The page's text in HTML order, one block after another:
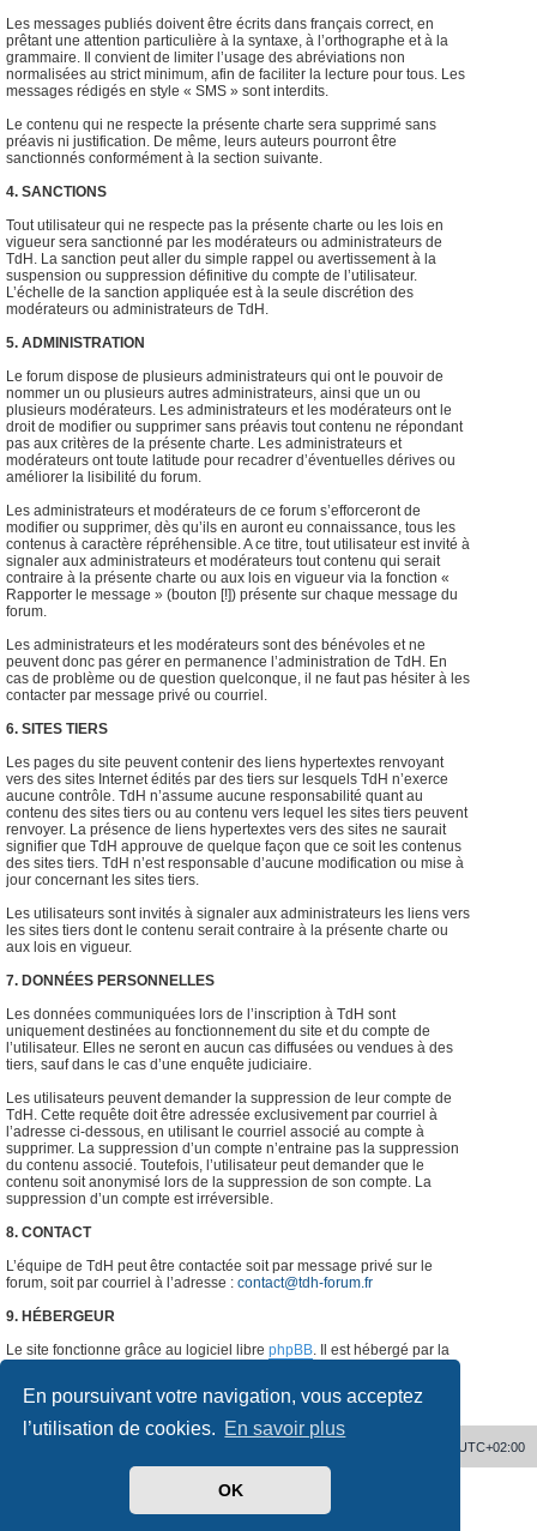
En poursuivant votre navigation, vous acceptez
l’utilisation de cookies. En savoir plus
OK
Les messages publiés doivent être écrits dans français correct, en
prêtant une attention particulière à la syntaxe, à l’orthographe et à la
grammaire. Il convient de limiter l’usage des abréviations non
normalisées au strict minimum, afin de faciliter la lecture pour tous. Les
messages rédigés en style « SMS » sont interdits.
Le contenu qui ne respecte la présente charte sera supprimé sans
préavis ni justification. De même, leurs auteurs pourront être
sanctionnés conformément à la section suivante.
4. SANCTIONS
Tout utilisateur qui ne respecte pas la présente charte ou les lois en
vigueur sera sanctionné par les modérateurs ou administrateurs de
TdH. La sanction peut aller du simple rappel ou avertissement à la
suspension ou suppression définitive du compte de l’utilisateur.
L’échelle de la sanction appliquée est à la seule discrétion des
modérateurs ou administrateurs de TdH.
5. ADMINISTRATION
Le forum dispose de plusieurs administrateurs qui ont le pouvoir de
nommer un ou plusieurs autres administrateurs, ainsi que un ou
plusieurs modérateurs. Les administrateurs et les modérateurs ont le
droit de modifier ou supprimer sans préavis tout contenu ne répondant
pas aux critères de la présente charte. Les administrateurs et
modérateurs ont toute latitude pour recadrer d’éventuelles dérives ou
améliorer la lisibilité du forum.
Les administrateurs et modérateurs de ce forum s’efforceront de
modifier ou supprimer, dès qu’ils en auront eu connaissance, tous les
contenus à caractère répréhensible. A ce titre, tout utilisateur est invité à
signaler aux administrateurs et modérateurs tout contenu qui serait
contraire à la présente charte ou aux lois en vigueur via la fonction «
Rapporter le message » (bouton [!]) présente sur chaque message du
forum.
Les administrateurs et les modérateurs sont des bénévoles et ne
peuvent donc pas gérer en permanence l’administration de TdH. En
cas de problème ou de question quelconque, il ne faut pas hésiter à les
contacter par message privé ou courriel.
6. SITES TIERS
Les pages du site peuvent contenir des liens hypertextes renvoyant
vers des sites Internet édités par des tiers sur lesquels TdH n’exerce
aucune contrôle. TdH n’assume aucune responsabilité quant au
contenu des sites tiers ou au contenu vers lequel les sites tiers peuvent
renvoyer. La présence de liens hypertextes vers des sites ne saurait
signifier que TdH approuve de quelque façon que ce soit les contenus
des sites tiers. TdH n’est responsable d’aucune modification ou mise à
jour concernant les sites tiers.
Les utilisateurs sont invités à signaler aux administrateurs les liens vers
les sites tiers dont le contenu serait contraire à la présente charte ou
aux lois en vigueur.
7. DONNÉES PERSONNELLES
Les données communiquées lors de l’inscription à TdH sont
uniquement destinées au fonctionnement du site et du compte de
l’utilisateur. Elles ne seront en aucun cas diffusées ou vendues à des
tiers, sauf dans le cas d’une enquête judiciaire.
Les utilisateurs peuvent demander la suppression de leur compte de
TdH. Cette requête doit être adressée exclusivement par courriel à
l’adresse ci-dessous, en utilisant le courriel associé au compte à
supprimer. La suppression d’un compte n’entraine pas la suppression
du contenu associé. Toutefois, l’utilisateur peut demander que le
contenu soit anonymisé lors de la suppression de son compte. La
suppression d’un compte est irréversible.
8. CONTACT
L’équipe de TdH peut être contactée soit par message privé sur le
forum, soit par courriel à l’adresse : contact@tdh-forum.fr
9. HÉBERGEUR
Le site fonctionne grâce au logiciel libre phpBB. Il est hébergé par la
France.
UTC+02:00
phpBB ® Forum Software © phpBB Limited
phpBB-fr.com